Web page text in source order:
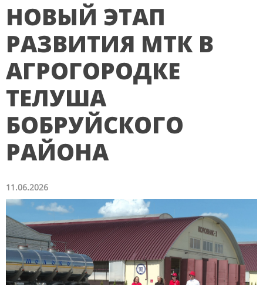
НОВЫЙ ЭТАП
РАЗВИТИЯ МТК В
АГРОГОРОДКЕ
ТЕЛУША
БОБРУЙСКОГО
РАЙОНА
11.06.2026